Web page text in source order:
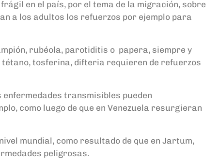
en el país, por el tema de la migración, sobre
a los adultos los refuerzos por ejemplo para
rubéola, parotiditis o papera, siempre y
tétano, tosferina, difteria requieren de refuerzos
enfermedades transmisibles pueden
como luego de que en Venezuela resurgieran
mundial, como resultado de que en Jartum,
peligrosas.